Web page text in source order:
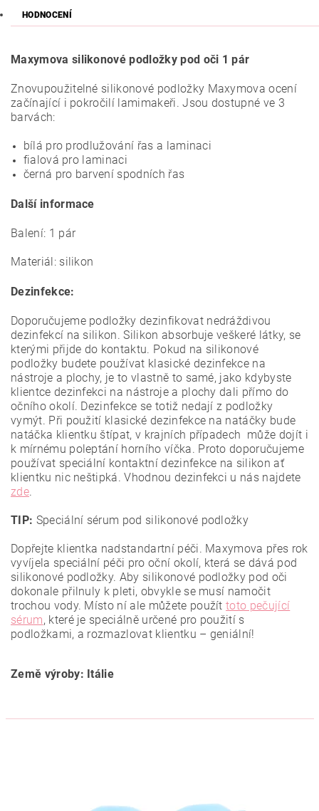
HODNOCENÍ
Maxymova silikonové podložky pod oči 1 pár
Znovupoužitelné silikonové podložky Maxymova ocení
začínající i pokročilí lamimakeři. Jsou dostupné ve 3
barvách:
bílá pro prodlužování řas a laminaci
fialová pro laminaci
černá pro barvení spodních řas
Další informace
Balení: 1 pár
Materiál: silikon
Dezinfekce:
Doporučujeme podložky dezinfikovat nedráždivou
dezinfekcí na silikon. Silikon absorbuje veškeré látky, se
kterými přijde do kontaktu. Pokud na silikonové
podložky budete používat klasické dezinfekce na
nástroje a plochy, je to vlastně to samé, jako kdybyste
klientce dezinfekci na nástroje a plochy dali přímo do
očního okolí. Dezinfekce se totiž nedají z podložky
vymýt. Při použití klasické dezinfekce na natáčky bude
natáčka klientku štípat, v krajních případech může dojít i
k mírnému poleptání horního víčka. Proto doporučujeme
používat speciální kontaktní dezinfekce na silikon ať
klientku nic neštipká. Vhodnou dezinfekci u nás najdete
zde.
TIP: Speciální sérum pod silikonové podložky
Dopřejte klientka nadstandartní péči. Maxymova přes rok
vyvíjela speciální péči pro oční okolí, která se dává pod
silikonové podložky. Aby silikonové podložky pod oči
dokonale přilnuly k pleti, obvykle se musí namočit
trochou vody. Místo ní ale můžete použíttoto pečující
sérum, které je speciálně určené pro použití s
podložkami, a rozmazlovat klientku – geniální!
Země výroby: Itálie